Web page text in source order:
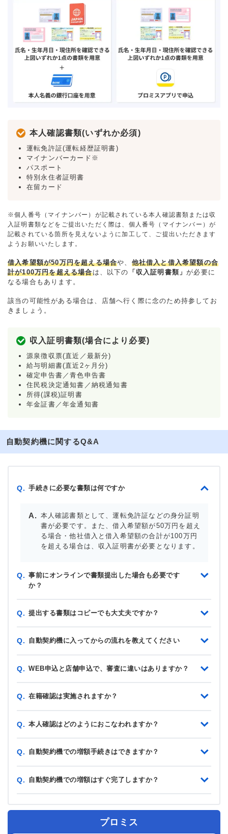
本人確認書類(いずれか必須)
運転免許証(運転経歴証明書)
マイナンバーカード※
パスポート
特別永住者証明書
在留カード
※個人番号（マイナンバー）が記載されている本人確認書類または収
入証明書類などをご提出いただく際は、個人番号（マイナンバー）が
記載されている箇所を見えないように加工して、ご提出いただきます
ようお願いいたします。
借入希望額が50万円を超える場合や、 他社借入と借入希望額の合
計が100万円を超える場合は、以下の 「収入証明書類」が必要に
なる場合もあります。
該当の可能性がある場合は、店舗へ行く際に念のため持参してお
きましょう。
収入証明書類(場合により必要)
源泉徴収票(直近／最新分)
給与明細書(直近2ヶ月分)
確定申告書／青色申告書
住民税決定通知書／納税通知書
所得(課税)証明書
年金証書／年金通知書
自動契約機に関するQ&A
Q. 手続きに必要な書類は何ですか
本人確認書類として、運転免許証などの身分証明
書が必要です。また、借入希望額が50万円を超え
る場合・他社借入と借入希望額の合計が100万円
を超える場合は、収入証明書が必要となります。
Q. 事前にオンラインで書類提出した場合も必要です
か？
Q. 提出する書類はコピーでも大丈夫ですか？
Q. 自動契約機に入ってからの流れを教えてください
Q. WEB申込と店舗申込で、審査に違いはありますか？
Q. 在籍確認は実施されますか？
Q. 本人確認はどのようにおこなわれますか？
Q. 自動契約機での増額手続きはできますか？
Q. 自動契約機での増額はすぐ完了しますか？
プロミス